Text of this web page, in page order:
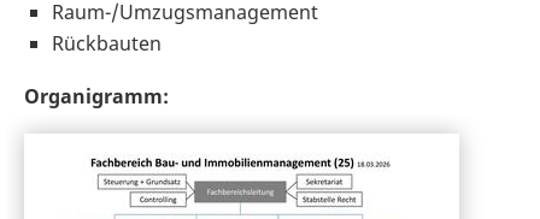
Raum-/Umzugsmanagement
Rückbauten
Organigramm: